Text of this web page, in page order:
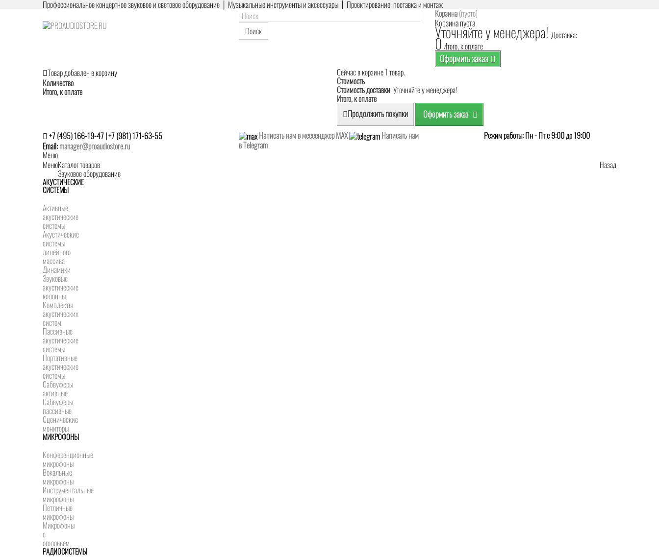
Профессиональное концертное звуковое и световое оборудование │ Музыкальные инструменты и аксессуары │ Проектирование, поставка и монтаж
Поиск
Корзина(пусто)
Корзина пуста
Уточняйте у менеджера! Доставка:
0 Итого, к оплате
Оформить заказ
Товар добавлен в корзину
Количество
Итого, к оплате
Сейчас в корзине 1 товар.
Стоимость
Стоимость доставки Уточняйте у менеджера!
Итого, к оплате
Продолжить покупки Оформить заказ
+7 (495) 166-19-47 | +7 (981) 171-63-55
Email:manager@proaudiostore.ru
Написать нам в мессенджер MAX
Написать нам
в Telegram
Режим работы: Пн - Пт с 9:00 до 19:00
Меню
Меню
Назад
Каталог товаров
Звуковое оборудование
АКУСТИЧЕСКИЕ
СИСТЕМЫ
Активные
акустические
системы
Акустические
системы
линейного
массива
Динамики
Звуковые
акустические
колонны
Комплекты
акустических
систем
Пассивные
акустические
системы
Портативные
акустические
системы
Сабвуферы
активные
Сабвуферы
пассивные
Сценические
мониторы
МИКРОФОНЫ
Конференционные
микрофоны
Вокальные
микрофоны
Инструментальные
микрофоны
Петличные
микрофоны
Микрофоны
с
оголовьем
РАДИОСИСТЕМЫ